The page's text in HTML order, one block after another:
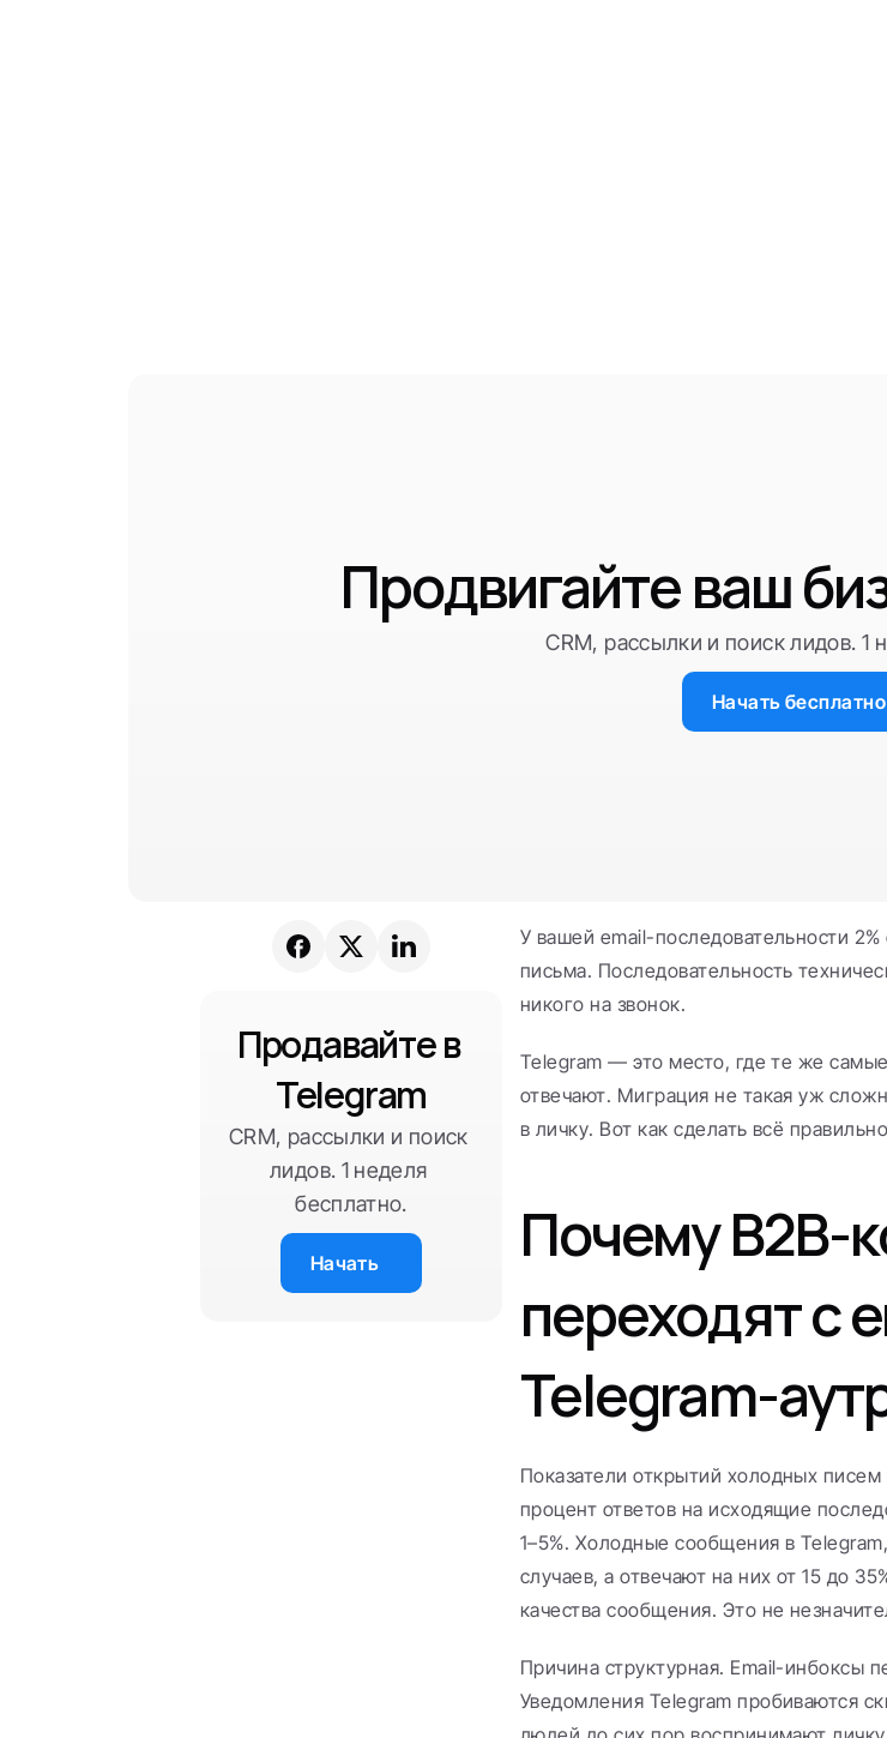
Продвигайте ваш
CRM, рассылки и поиск лидов. 1
Начать бесплатно
Продавайте в
Telegram
CRM, рассылки и поиск
лидов. 1 неделя
бесплатно.
Начать
У вашей email-последовательности
письма. Последовательность
никого на звонок.
Telegram — это место, где те же
отвечают. Миграция не такая уж
в личку. Вот как сделать всё
Почему B2B-
переходят с
Telegram-
Показатели открытий холодных
процент ответов на исходящие
1–5%. Холодные сообщения в
случаев, а отвечают на них от 15 до
качества сообщения. Это не
Причина структурная. Email-инбоксы
Уведомления Telegram пробиваются